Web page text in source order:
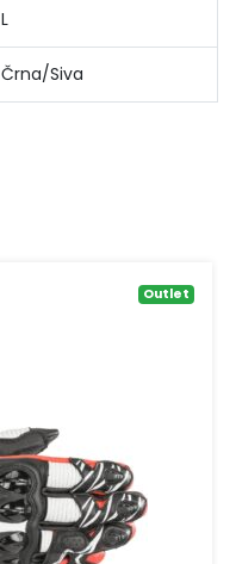
L
Črna/Siva
Outlet